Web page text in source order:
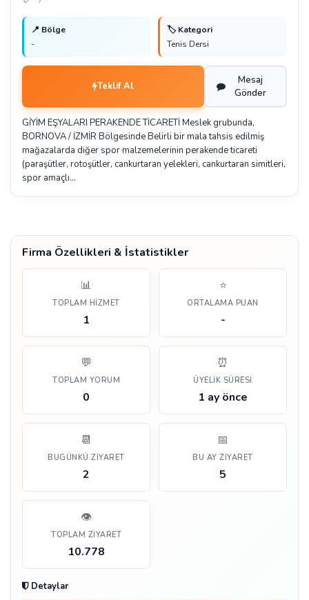
📍 Bölge
-
🏷️ Kategori
Tenis Dersi
Teklif Al
Mesaj
Gönder
GİYİM EŞYALARI PERAKENDE TİCARETİ Meslek grubunda,
BORNOVA / İZMİR Bölgesinde Belirli bir mala tahsis edilmiş
mağazalarda diğer spor malzemelerinin perakende ticareti
(paraşütler, rotoşütler, cankurtaran yelekleri, cankurtaran simitleri,
spor amaçlı…
Firma Özellikleri & İstatistikler
📊
TOPLAM HIZMET
1
⭐
ORTALAMA PUAN
-
💬
TOPLAM YORUM
0
⏰
ÜYELIK SÜRESI
1 ay önce
📆
BUGÜNKÜ ZIYARET
2
📅
BU AY ZIYARET
5
👁️
TOPLAM ZIYARET
10.778
Detaylar